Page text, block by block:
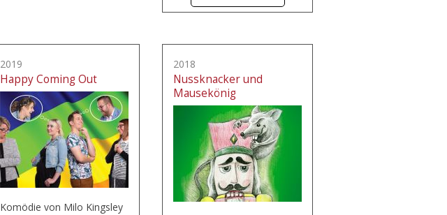
2019
Happy Coming Out
Komödie von Milo Kingsley
2018
Nussknacker und
Mausekönig